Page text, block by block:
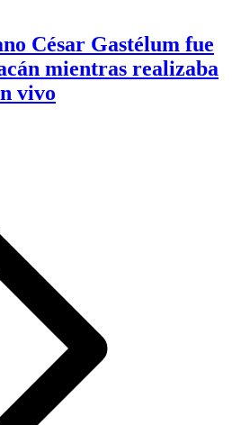
César Gastélum fue
mientras realizaba
vivo